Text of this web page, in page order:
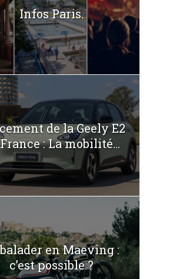
Infos Paris.
de la Geely E2
: La mobilité...
en Maeving :
c’est possible ?